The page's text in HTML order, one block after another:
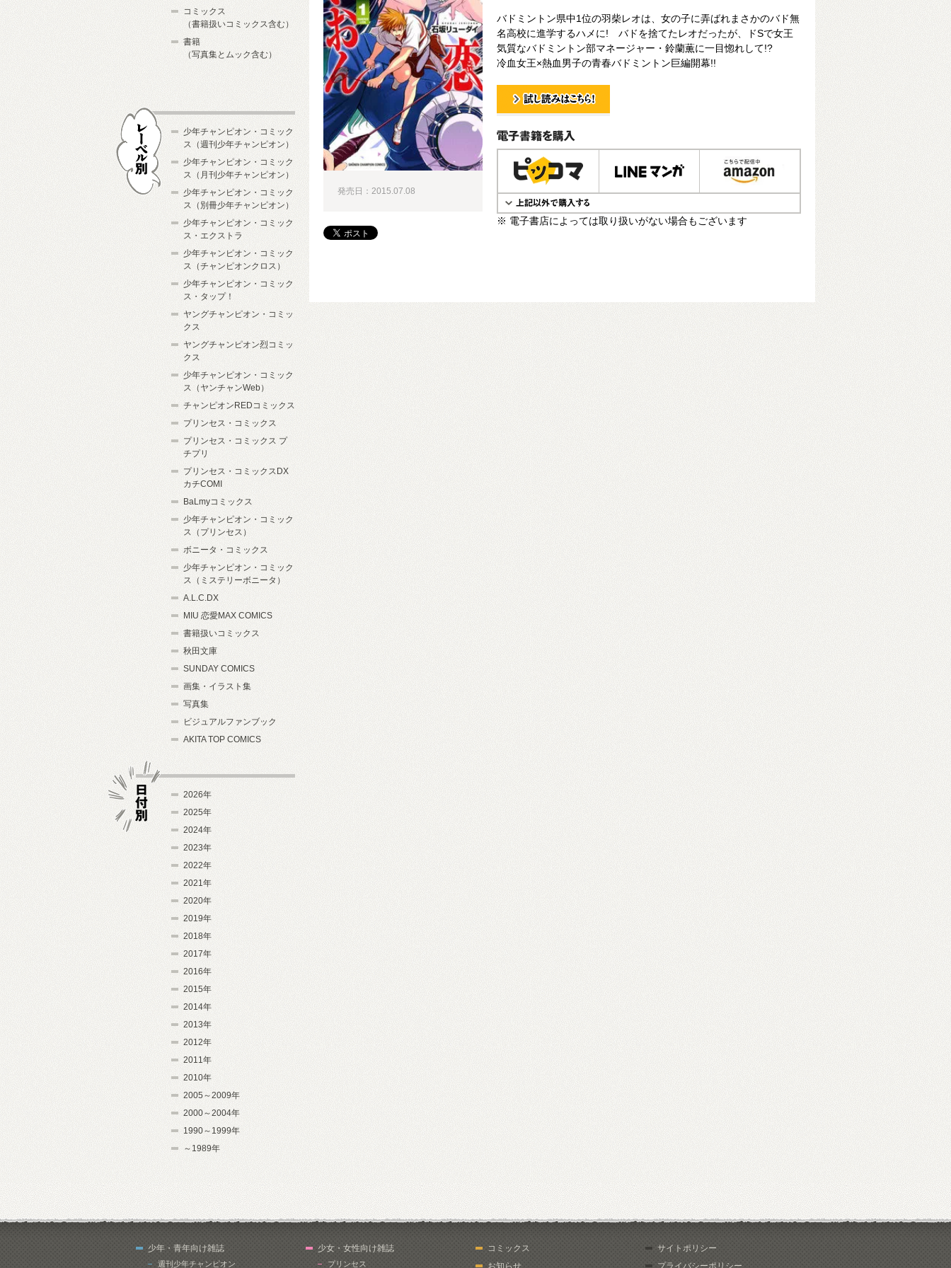
バドミントン県中1位の羽柴レオは、女の子に弄ばれまさかのバド無
名高校に進学するハメに! バドを捨てたレオだったが、ドSで女王
気質なバドミントン部マネージャー・鈴蘭薫に一目惚れして!?
冷血女王×熱血男子の青春バドミントン巨編開幕!!
電子書籍で購入
※ 電子書店によっては取り扱いがない場合もございます
発売日：2015.07.08
コミックス
（書籍扱いコミックス含む）
書籍
（写真集とムック含む）
少年チャンピオン・コミック
ス（週刊少年チャンピオン）
少年チャンピオン・コミック
ス（月刊少年チャンピオン）
少年チャンピオン・コミック
ス（別冊少年チャンピオン）
少年チャンピオン・コミック
ス・エクストラ
少年チャンピオン・コミック
ス（チャンピオンクロス）
少年チャンピオン・コミック
ス・タップ！
ヤングチャンピオン・コミッ
クス
ヤングチャンピオン烈コミッ
クス
少年チャンピオン・コミック
ス（ヤンチャンWeb）
チャンピオンREDコミックス
プリンセス・コミックス
プリンセス・コミックス プ
チプリ
プリンセス・コミックスDX
カチCOMI
BaLmyコミックス
少年チャンピオン・コミック
ス（プリンセス）
ボニータ・コミックス
少年チャンピオン・コミック
ス（ミステリーボニータ）
A.L.C.DX
MIU 恋愛MAX COMICS
書籍扱いコミックス
秋田文庫
SUNDAY COMICS
画集・イラスト集
写真集
ビジュアルファンブック
AKITA TOP COMICS
2026年
2025年
2024年
2023年
2022年
2021年
2020年
2019年
2018年
2017年
2016年
2015年
2014年
2013年
2012年
2011年
2010年
2005～2009年
2000～2004年
1990～1999年
～1989年
少年・青年向け雑誌
週刊少年チャンピオン
少女・女性向け雑誌
プリンセス
コミックス
お知らせ
サイトポリシー
プライバシーポリシー